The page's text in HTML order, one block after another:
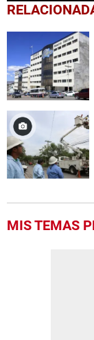
0
seconds
minute,
seconds
MIS TEMAS